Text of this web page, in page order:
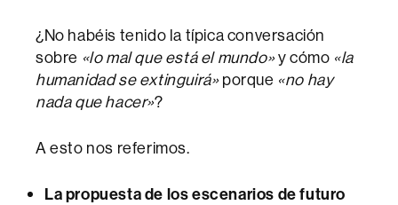
¿No habéis tenido la típica conversación
sobre «lo mal que está el mundo»y cómo «la
humanidad se extinguirá» porque «no hay
nada que hacer»?
A esto nos referimos.
La propuesta de los escenarios de futuro